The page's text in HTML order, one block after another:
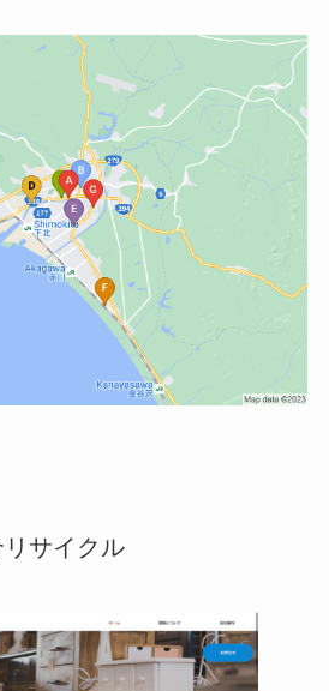
サイクル